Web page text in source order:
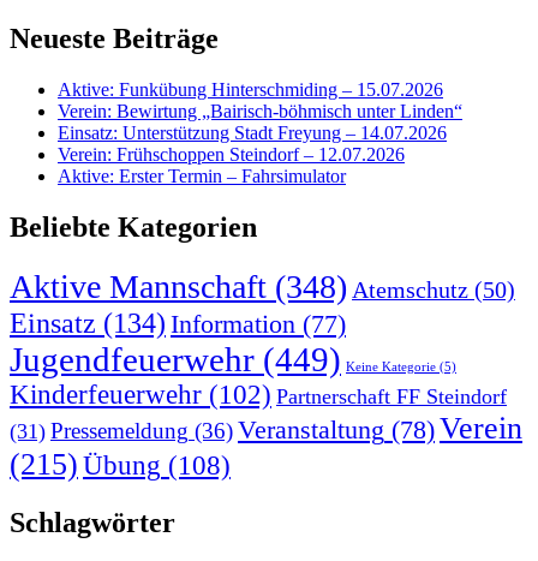
Neueste Beiträge
Aktive: Funkübung Hinterschmiding – 15.07.2026
Verein: Bewirtung „Bairisch-böhmisch unter Linden“
Einsatz: Unterstützung Stadt Freyung – 14.07.2026
Verein: Frühschoppen Steindorf – 12.07.2026
Aktive: Erster Termin – Fahrsimulator
Beliebte Kategorien
Aktive Mannschaft (348) Atemschutz (50)
Einsatz (134) Information (77)
Jugendfeuerwehr (449) Keine Kategorie (5)
Kinderfeuerwehr (102) Partnerschaft FF Steindorf
(31) Pressemeldung (36)Veranstaltung (78)Verein
(215)Übung (108)
Schlagwörter